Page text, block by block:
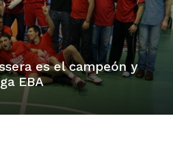
es el campeón y
EBA